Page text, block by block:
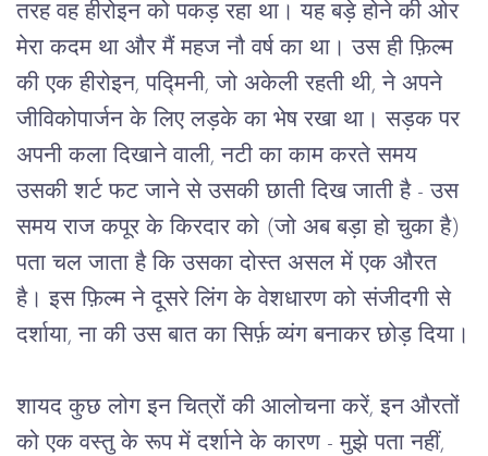
तरह वह हीरोइन को पकड़ रहा था। यह बड़े होने की ओर
मेरा कदम था और मैं महज नौ वर्ष का था। उस ही फ़िल्म
की एक हीरोइन, पद्मिनी, जो अकेली रहती थी, ने अपने
जीविकोपार्जन के लिए लड़के का भेष रखा था। सड़क पर
अपनी कला दिखाने वाली, नटी का काम करते समय
उसकी शर्ट फट जाने से उसकी छाती दिख जाती है - उस
समय राज कपूर के किरदार को (जो अब बड़ा हो चुका है)
पता चल जाता है कि उसका दोस्त असल में एक औरत
है। इस फ़िल्म ने दूसरे लिंग के वेशधारण को संजीदगी से
दर्शाया, ना की उस बात का सिर्फ़ व्यंग बनाकर छोड़ दिया।
शायद कुछ लोग इन चित्रों की आलोचना करें, इन औरतों
को एक वस्तु के रूप में दर्शाने के कारण - मुझे पता नहीं,